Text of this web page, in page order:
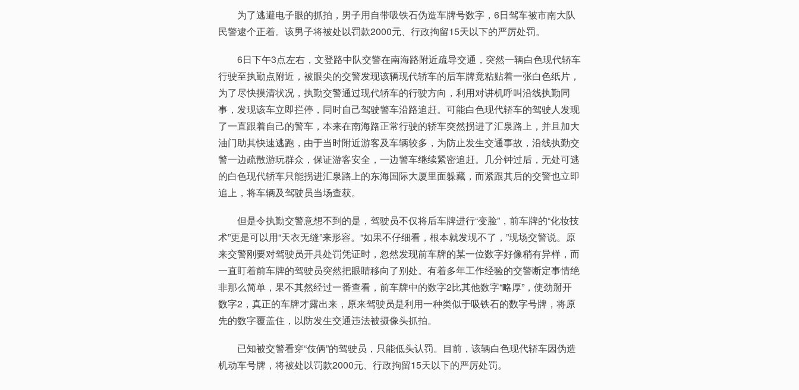
为了逃避电子眼的抓拍，男子用自带吸铁石伪造车牌号数字，6日驾车被市南大队
民警逮个正着。该男子将被处以罚款2000元、行政拘留15天以下的严厉处罚。
6日下午3点左右，文登路中队交警在南海路附近疏导交通，突然一辆白色现代轿车
行驶至执勤点附近，被眼尖的交警发现该辆现代轿车的后车牌竟粘贴着一张白色纸片，
为了尽快摸清状况，执勤交警通过现代轿车的行驶方向，利用对讲机呼叫沿线执勤同
事，发现该车立即拦停，同时自己驾驶警车沿路追赶。可能白色现代轿车的驾驶人发现
了一直跟着自己的警车，本来在南海路正常行驶的轿车突然拐进了汇泉路上，并且加大
油门助其快速逃跑，由于当时附近游客及车辆较多，为防止发生交通事故，沿线执勤交
警一边疏散游玩群众，保证游客安全，一边警车继续紧密追赶。几分钟过后，无处可逃
的白色现代轿车只能拐进汇泉路上的东海国际大厦里面躲藏，而紧跟其后的交警也立即
追上，将车辆及驾驶员当场查获。
但是令执勤交警意想不到的是，驾驶员不仅将后车牌进行“变脸”，前车牌的“化妆技
术”更是可以用“天衣无缝”来形容。“如果不仔细看，根本就发现不了，”现场交警说。原
来交警刚要对驾驶员开具处罚凭证时，忽然发现前车牌的某一位数字好像稍有异样，而
一直盯着前车牌的驾驶员突然把眼睛移向了别处。有着多年工作经验的交警断定事情绝
非那么简单，果不其然经过一番查看，前车牌中的数字2比其他数字“略厚”，使劲掰开
数字2，真正的车牌才露出来，原来驾驶员是利用一种类似于吸铁石的数字号牌，将原
先的数字覆盖住，以防发生交通违法被摄像头抓拍。
已知被交警看穿“伎俩”的驾驶员，只能低头认罚。目前，该辆白色现代轿车因伪造
机动车号牌，将被处以罚款2000元、行政拘留15天以下的严厉处罚。